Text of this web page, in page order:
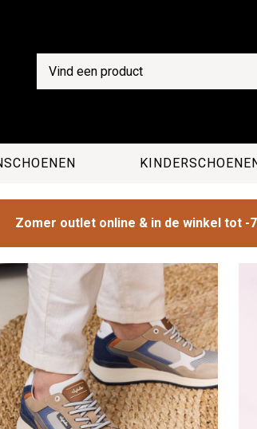
Zomer outlet online & in de winkel tot -